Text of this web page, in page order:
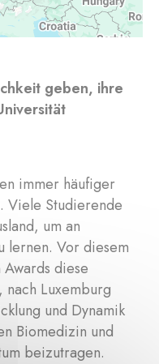
geben, ihre
immer häufiger
Viele Studierende
um an
lernen. Vor diesem
diese
Luxemburg
und Dynamik
Biomedizin und
beizutragen.